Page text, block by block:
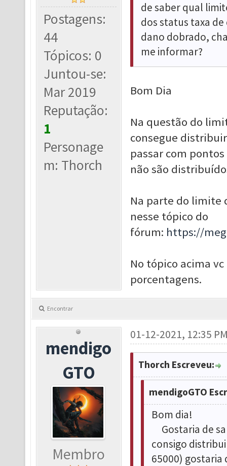
Postagens:
44
Tópicos: 0
Juntou-se:
Mar 2019
Reputação:
1
Personage
m: Thorch
de saber qual
dos status taxa
dano dobrado,
me informar?
Bom Dia
Na questão do
consegue
passar com
não são
Na parte do limite
nesse tópico do
fórum: https://
No tópico acima
porcentagens.
Encontrar
mendigo
GTO
Membro
01-12-2021, 12:35
Thorch Escreveu:
mendigoGTO
Bom dia!
Gostaria de
consigo
65000)